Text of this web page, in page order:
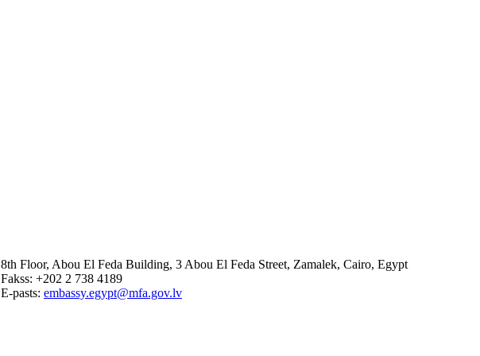
8th Floor, Abou El Feda Building, 3 Abou El Feda Street, Zamalek, Cairo, Egypt
Fakss: +202 2 738 4189
E-pasts: embassy.egypt@mfa.gov.lv